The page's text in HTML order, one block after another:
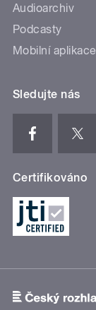
Audioarchiv
Podcasty
Mobilní aplikace
Sledujte nás
Certifikováno